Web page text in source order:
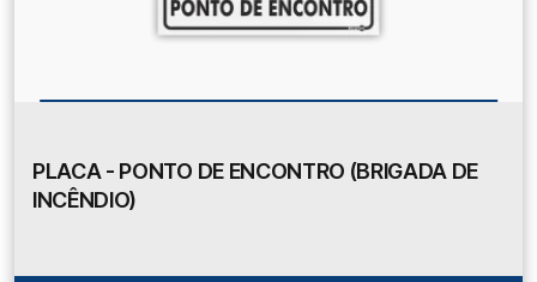
PLACA - PONTO DE ENCONTRO (BRIGADA DE
INCÊNDIO)